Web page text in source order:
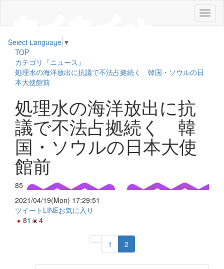
メ
ニ
Select Language ▼
TOP
カテゴリ『ニュース』
処理水の海洋放出に抗議で不法占拠続く 韓国・ソウルの日
本大使館前
処理水の海洋放出に抗
議で不法占拠続く 韓
国・ソウルの日本大使
館前
85
2021/04/19(Mon) 17:29:51
ツイート LINEお気に入り
81
4
1 2